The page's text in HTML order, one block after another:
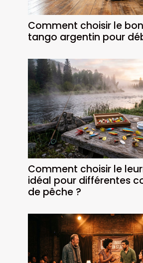
Comment choisir le
tango argentin pour
Comment choisir le
idéal pour différentes
de pêche ?